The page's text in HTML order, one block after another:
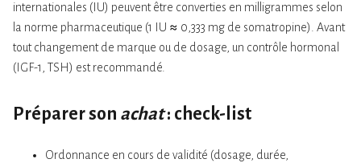
internationales (IU) peuvent être converties en milligrammes selon
la norme pharmaceutique (1 IU ≈ 0,333 mg de somatropine). Avant
tout changement de marque ou de dosage, un contrôle hormonal
(IGF-1, TSH) est recommandé.
Préparer son achat: check-list
Ordonnance en cours de validité (dosage, durée,